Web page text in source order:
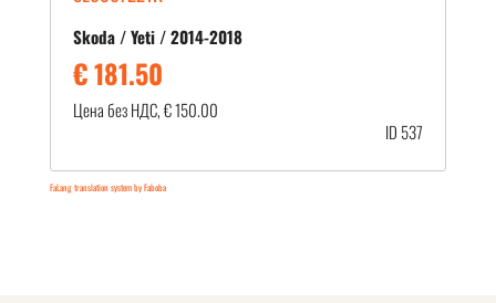
Skoda / Yeti / 2014-2018
€ 181.50
Цена без НДС, € 150.00
ID 537
FaLang translation system by Faboba